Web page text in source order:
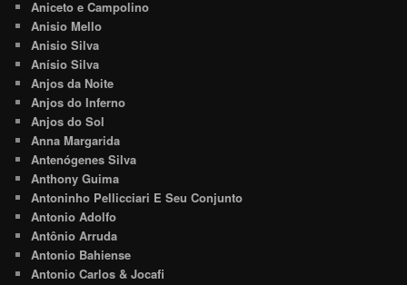
Aniceto e Campolino
Anisio Mello
Anisio Silva
Anísio Silva
Anjos da Noite
Anjos do Inferno
Anjos do Sol
Anna Margarida
Antenógenes Silva
Anthony Guima
Antoninho Pellicciari E Seu Conjunto
Antonio Adolfo
Antônio Arruda
Antonio Bahiense
Antonio Carlos & Jocafi